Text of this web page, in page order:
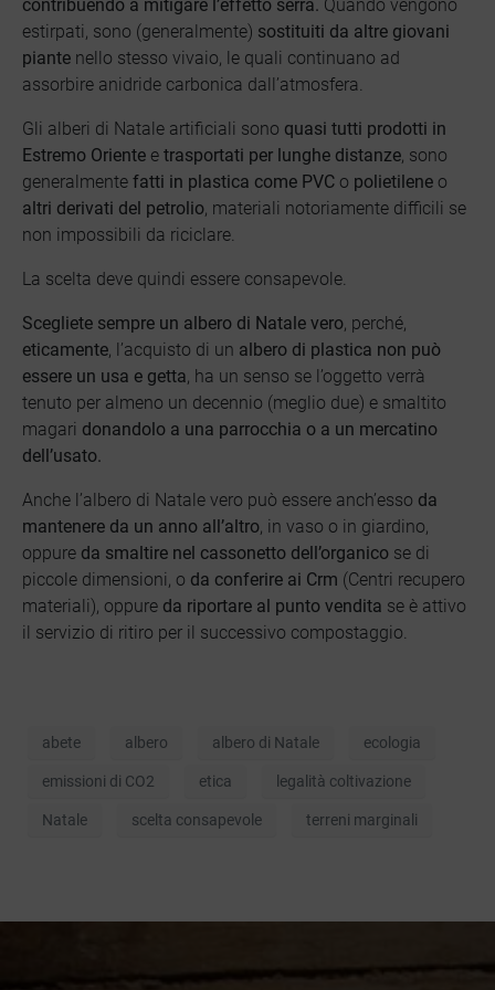
contribuendo a mitigare l’effetto serra. Quando vengono
estirpati, sono (generalmente) sostituiti da altre giovani
piante nello stesso vivaio, le quali continuano ad
assorbire anidride carbonica dall’atmosfera.
Gli alberi di Natale artificiali sono quasi tutti prodotti in
Estremo Oriente e trasportati per lunghe distanze, sono
generalmente fatti in plastica come PVC o polietilene o
altri derivati del petrolio, materiali notoriamente difficili se
non impossibili da riciclare.
La scelta deve quindi essere consapevole.
Scegliete sempre un albero di Natale vero, perché,
eticamente, l’acquisto di un albero di plastica non può
essere un usa e getta, ha un senso se l’oggetto verrà
tenuto per almeno un decennio (meglio due) e smaltito
magari donandolo a una parrocchia o a un mercatino
dell’usato.
Anche l’albero di Natale vero può essere anch’esso da
mantenere da un anno all’altro, in vaso o in giardino,
oppure da smaltire nel cassonetto dell’organico se di
piccole dimensioni, o da conferire ai Crm (Centri recupero
materiali), oppure da riportare al punto vendita se è attivo
il servizio di ritiro per il successivo compostaggio.
abete albero albero di Natale ecologia
emissioni di CO2 etica legalità coltivazione
Natale scelta consapevole terreni marginali